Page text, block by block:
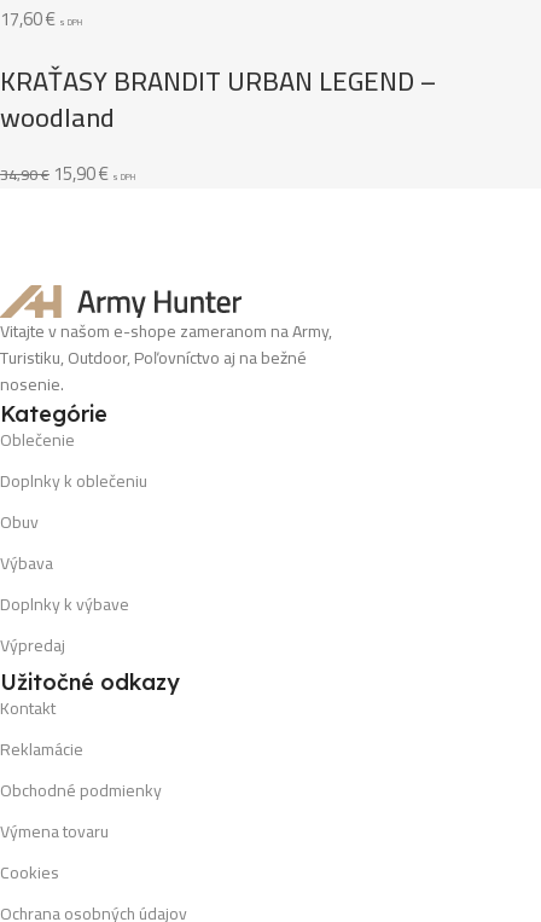
17,60€ s DPH
KRAŤASY BRANDIT URBAN LEGEND –
woodland
34,90€ 15,90€ s DPH
Vitajte v našom e-shope zameranom na Army,
Turistiku, Outdoor, Poľovníctvo aj na bežné
nosenie.
Kategórie
Oblečenie
Doplnky k oblečeniu
Obuv
Výbava
Doplnky k výbave
Výpredaj
Užitočné odkazy
Kontakt
Reklamácie
Obchodné podmienky
Výmena tovaru
Cookies
Ochrana osobných údajov